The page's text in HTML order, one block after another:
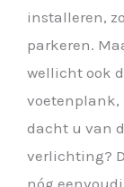
installeren,
parkeren.
wellicht ook
dacht u van
verlichting?